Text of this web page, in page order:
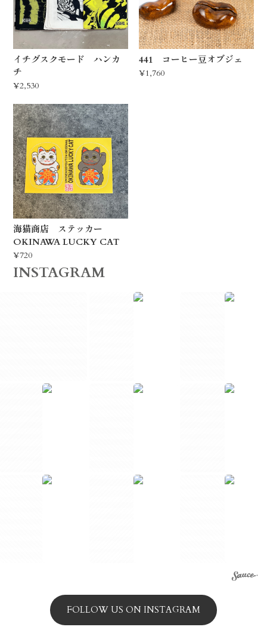
イチグスクモード ハンカ
チ
¥2,530
441 コーヒー豆オブジェ
¥1,760
海猫商店 ステッカー
OKINAWA LUCKY CAT
¥720
INSTAGRAM
FOLLOW US ON INSTAGRAM